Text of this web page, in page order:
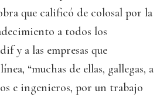
que calificó de colosal por la
a todos los
y a las empresas que
“muchas de ellas, gallegas, a
e ingenieros, por un trabajo